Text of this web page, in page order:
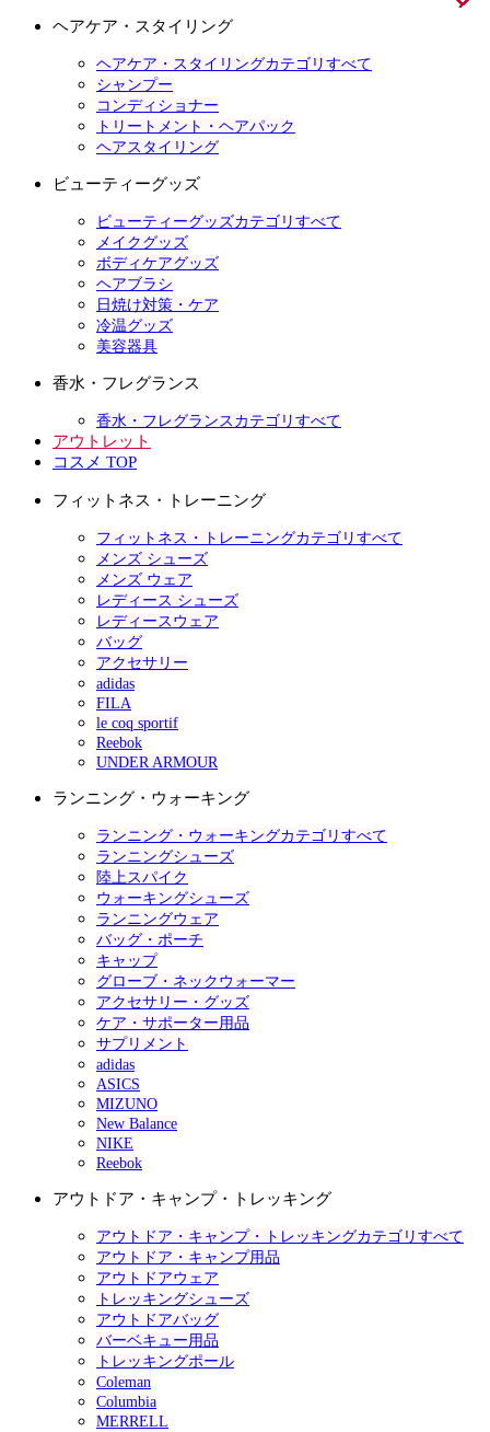
ヘアケア・スタイリング
ヘアケア・スタイリングカテゴリすべて
シャンプー
コンディショナー
トリートメント・ヘアパック
ヘアスタイリング
ビューティーグッズ
ビューティーグッズカテゴリすべて
メイクグッズ
ボディケアグッズ
ヘアブラシ
日焼け対策・ケア
冷温グッズ
美容器具
香水・フレグランス
香水・フレグランスカテゴリすべて
アウトレット
コスメ TOP
フィットネス・トレーニング
フィットネス・トレーニングカテゴリすべて
メンズ シューズ
メンズ ウェア
レディース シューズ
レディースウェア
バッグ
アクセサリー
adidas
FILA
le coq sportif
Reebok
UNDER ARMOUR
ランニング・ウォーキング
ランニング・ウォーキングカテゴリすべて
ランニングシューズ
陸上スパイク
ウォーキングシューズ
ランニングウェア
バッグ・ポーチ
キャップ
グローブ・ネックウォーマー
アクセサリー・グッズ
ケア・サポーター用品
サプリメント
adidas
ASICS
MIZUNO
New Balance
NIKE
Reebok
アウトドア・キャンプ・トレッキング
アウトドア・キャンプ・トレッキングカテゴリすべて
アウトドア・キャンプ用品
アウトドアウェア
トレッキングシューズ
アウトドアバッグ
バーベキュー用品
トレッキングポール
Coleman
Columbia
MERRELL